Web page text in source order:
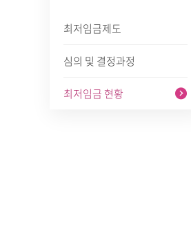
최저임금제도
심의 및 결정과정
최저임금 현황